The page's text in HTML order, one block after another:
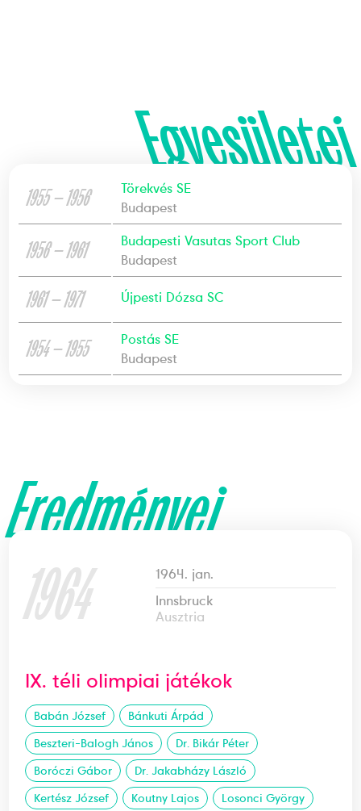
Egyesületei
1955 — 1956
Törekvés SE
Budapest
1956 — 1961
Budapesti Vasutas Sport Club
Budapest
1961 — 1971 Újpesti Dózsa SC
1954 — 1955
Postás SE
Budapest
Eredményei
1964
1964. jan.
Innsbruck
Ausztria
IX. téli olimpiai játékok
Babán József
Bánkuti Árpád
Beszteri-Balogh János
Dr. Bikár Péter
Boróczi Gábor
Dr. Jakabházy László
Kertész József
Koutny Lajos Losonci György